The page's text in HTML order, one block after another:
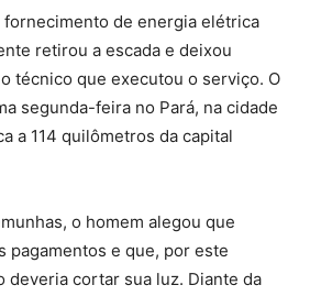
fornecimento de energia elétrica
retirou a escada e deixou
técnico que executou o serviço. O
segunda-feira no Pará, na cidade
a 114 quilômetros da capital
o homem alegou que
pagamentos e que, por este
deveria cortar sua luz. Diante da